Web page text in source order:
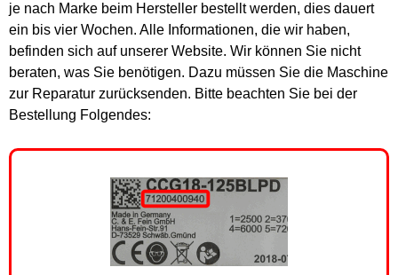
je nach Marke beim Hersteller bestellt werden, dies dauert
ein bis vier Wochen. Alle Informationen, die wir haben,
befinden sich auf unserer Website. Wir können Sie nicht
beraten, was Sie benötigen. Dazu müssen Sie die Maschine
zur Reparatur zurücksenden. Bitte beachten Sie bei der
Bestellung Folgendes: